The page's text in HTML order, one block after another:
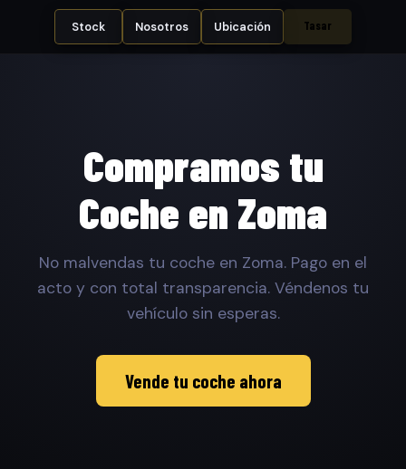
Stock Nosotros Ubicación Tasar
Compramos tu
Coche en Zoma
No malvendas tu coche en Zoma. Pago en el
acto y con total transparencia. Véndenos tu
vehículo sin esperas.
Vende tu coche ahora